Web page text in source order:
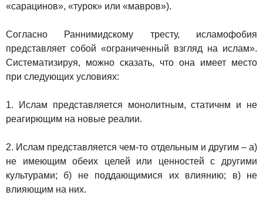
«сарацинов», «турок» или «мавров»).
Согласно Раннимидскому тресту, исламофобия
представляет собой «ограниченный взгляд на ислам».
Систематизируя, можно сказать, что она имеет место
при следующих условиях:
1. Ислам представляется монолитным, статичнм и не
реагирющим на новые реалии.
2. Ислам представляется чем-то отдельным и другим – а)
не имеющим обеих целей или ценностей с другими
культурами; б) не поддающимися их влиянию; в) не
влияющим на них.